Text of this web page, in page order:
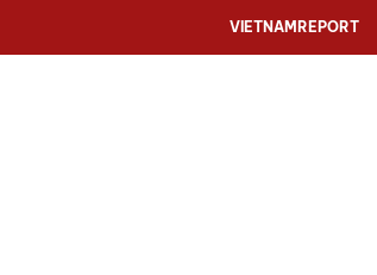
VIETNAMREPORT